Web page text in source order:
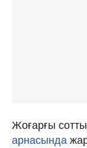
Жоғарғы
арнасында